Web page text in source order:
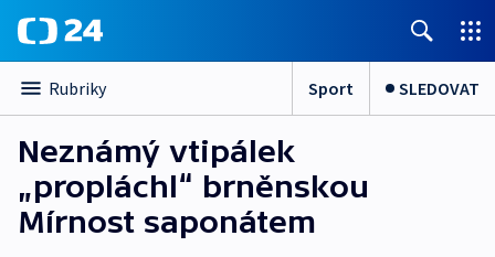
Rubriky Sport SLEDOVAT
Neznámý vtipálek
„propláchl“ brněnskou
Mírnost saponátem